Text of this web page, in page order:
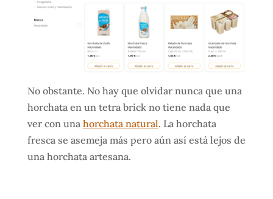
No obstante. No hay que olvidar nunca que una
horchata en un tetra brick no tiene nada que
ver con una horchata natural. La horchata
fresca se asemeja más pero aún así está lejos de
una horchata artesana.